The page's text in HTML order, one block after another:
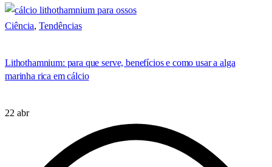
Ciência, Tendências
Lithothamnium: para que serve, benefícios e como usar a alga
marinha rica em cálcio
22 abr